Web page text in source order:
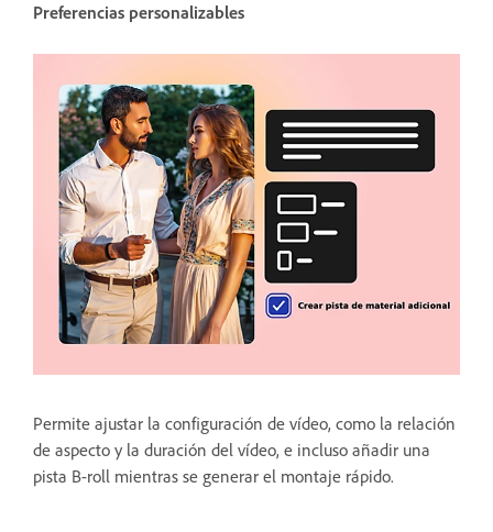
Preferencias personalizables
Permite ajustar la configuración de vídeo, como la relación
de aspecto y la duración del vídeo, e incluso añadir una
pista B-roll mientras se generar el montaje rápido.